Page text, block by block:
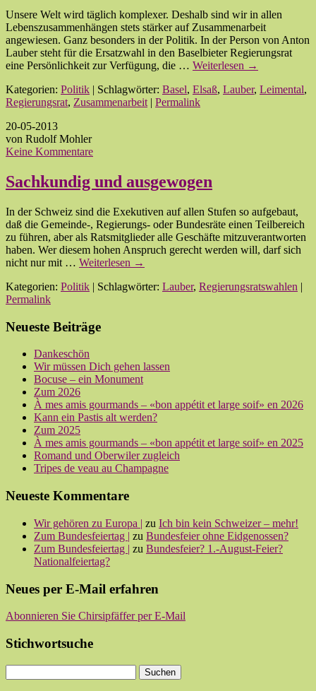
Unsere Welt wird täglich komplexer. Deshalb sind wir in allen
Lebenszusammenhängen stets stärker auf Zusammenarbeit
angewiesen. Ganz besonders in der Politik. In der Person von Anton
Lauber steht für die Ersatzwahl in den Baselbieter Regierungsrat
eine Persönlichkeit zur Verfügung, die … Weiterlesen →
Kategorien: Politik | Schlagwörter: Basel, Elsaß, Lauber, Leimental,
Regierungsrat, Zusammenarbeit | Permalink
20-05-2013
von Rudolf Mohler
Keine Kommentare
Sachkundig und ausgewogen
In der Schweiz sind die Exekutiven auf allen Stufen so aufgebaut,
daß die Gemeinde-, Regierungs- oder Bundesräte einen Teilbereich
zu führen, aber als Ratsmitglieder alle Geschäfte mitzuverantworten
haben. Wer diesem hohen Anspruch gerecht werden will, darf sich
nicht nur mit … Weiterlesen →
Kategorien: Politik | Schlagwörter: Lauber, Regierungsratswahlen |
Permalink
Neueste Beiträge
Dankeschön
Wir müssen Dich gehen lassen
Bocuse – ein Monument
Zum 2026
À mes amis gourmands – «bon appétit et large soif» en 2026
Kann ein Pastis alt werden?
Zum 2025
À mes amis gourmands – «bon appétit et large soif» en 2025
Romand und Oberwiler zugleich
Tripes de veau au Champagne
Neueste Kommentare
Wir gehören zu Europa | zu Ich bin kein Schweizer – mehr!
Zum Bundesfeiertag | zu Bundesfeier ohne Eidgenossen?
Zum Bundesfeiertag | zu Bundesfeier? 1.-August-Feier?
Nationalfeiertag?
Neues per E-Mail erfahren
Abonnieren Sie Chirsipfäffer per E-Mail
Stichwortsuche